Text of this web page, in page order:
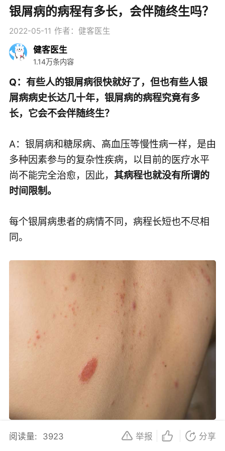
银屑病的病程有多长，会伴随终生吗？
2022-05-11 作者：健客医生
健客医生
1.14万条内容
Q：有些人的银屑病很快就好了，但也有些人银
屑病病史长达几十年，银屑病的病程究竟有多
长，它会不会伴随终生？
A：银屑病和糖尿病、高血压等慢性病一样，是由
多种因素参与的复杂性疾病，以目前的医疗水平
尚不能完全治愈，因此， 其病程也就没有所谓的
时间限制。
每个银屑病患者的病情不同，病程长短也不尽相
同。
阅读量: 3923 举报 分享